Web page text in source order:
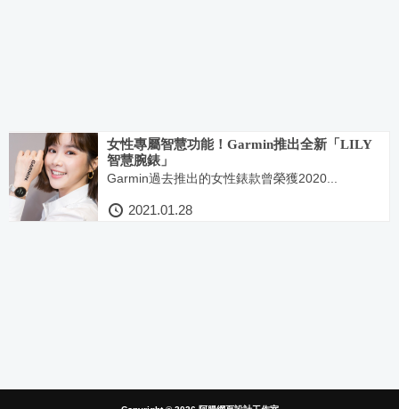
女性專屬智慧功能！Garmin推出全新「LILY
智慧腕錶」
Garmin過去推出的女性錶款曾榮獲2020...
2021.01.28